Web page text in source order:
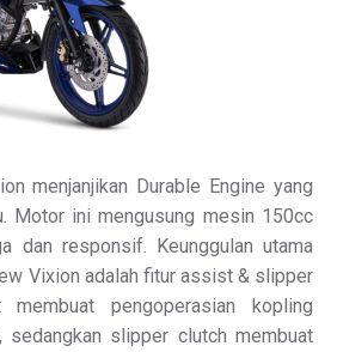
menjanjikan Durable Engine yang
Motor ini mengusung mesin 150cc
dan responsif. Keunggulan utama
Vixion adalah fitur assist & slipper
pengoperasian kopling
sedangkan slipper clutch membuat